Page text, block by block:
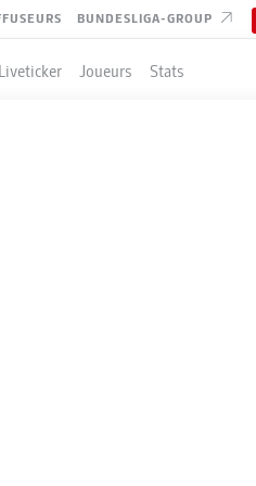
BUNDESLIGA-GROUP
Liveticker Joueurs Stats